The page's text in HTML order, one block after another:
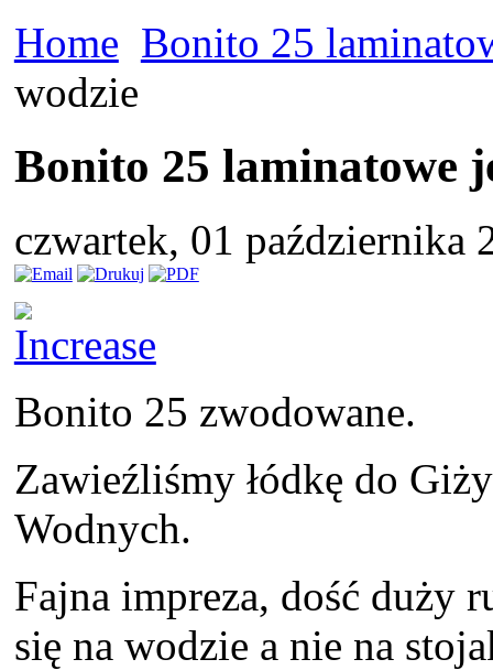
Home Bonito 25
wodzie
Bonito 25 laminatowe
czwartek, 01 października
Bonito 25 zwodowane.
Zawieźliśmy łódkę do
Wodnych.
Fajna impreza, dość duży
się na wodzie a nie na